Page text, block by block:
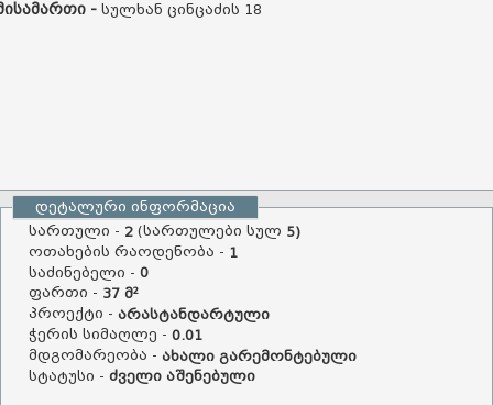
- სულხან ცინცაძის 18
დეტალური ინფორმაცია
სართული - 2 (სართულები სულ 5)
ოთახების რაოდენობა - 1
საძინებელი - 0
ფართი - 37 მ²
პროექტი - არასტანდარტული
ჭერის სიმაღლე - 0.01
მდგომარეობა - ახალი გარემონტებული
სტატუსი - ძველი აშენებული